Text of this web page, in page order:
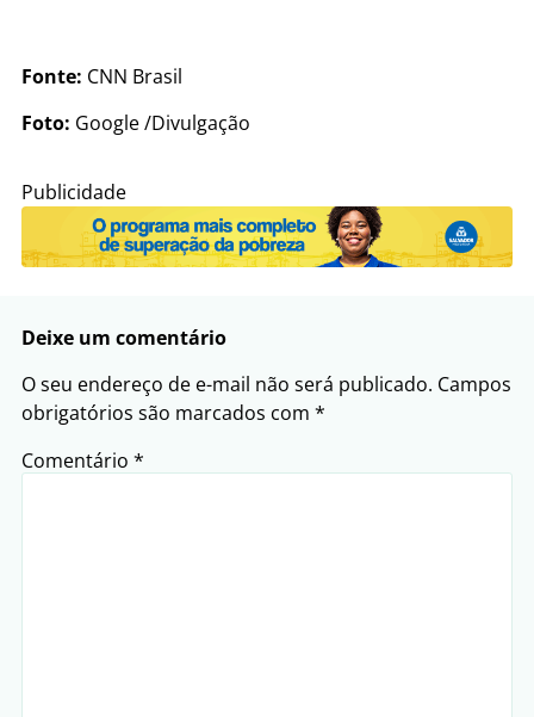
Fonte: CNN Brasil
Foto: Google /Divulgação
Publicidade
Deixe um comentário
O seu endereço de e-mail não será publicado. Campos
obrigatórios são marcados com *
Comentário *